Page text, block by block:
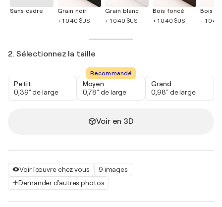
Voir l'œuvre chez vous
9 images
Demander d'autres photos
Sans cadre
Grain noir
+ 1 040 $US
Grain blanc
+ 1 040 $US
Bois foncé
+ 1 040 $US
Bois
+ 1 040
2. Sélectionnez la taille
Petit
0,39" de large
Recommandé
Moyen
0,78" de large
Grand
0,98" de large
Voir en 3D